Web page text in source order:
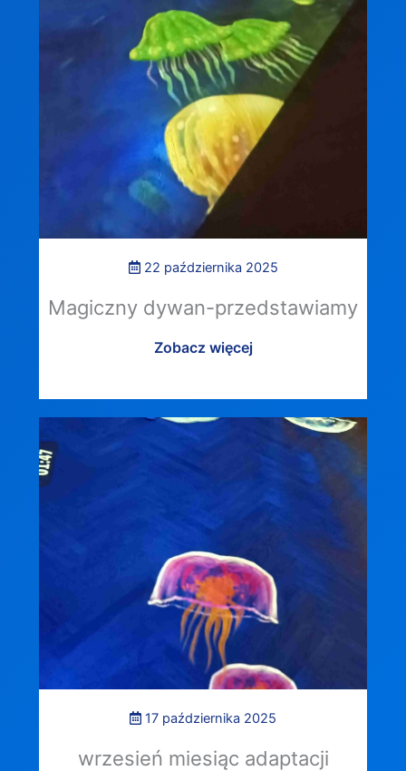
22 października 2025
Magiczny dywan-przedstawiamy
Zobacz więcej
17 października 2025
wrzesień miesiąc adaptacji